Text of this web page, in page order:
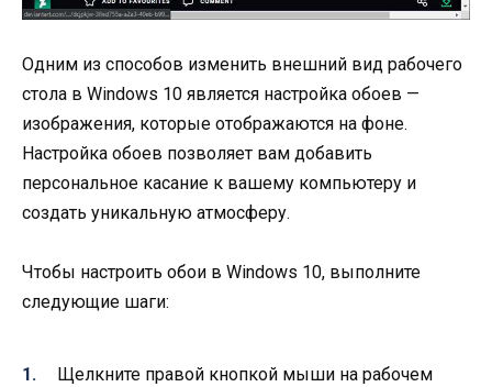
Одним из способов изменить внешний вид рабочего
стола в Windows 10 является настройка обоев —
изображения, которые отображаются на фоне.
Настройка обоев позволяет вам добавить
персональное касание к вашему компьютеру и
создать уникальную атмосферу.
Чтобы настроить обои в Windows 10, выполните
следующие шаги:
Щелкните правой кнопкой мыши на рабочем